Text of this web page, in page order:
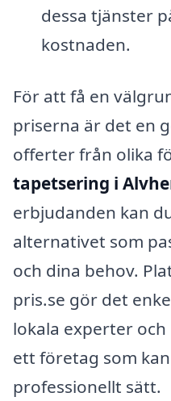
dessa tjänster
kostnaden.
För att få en
priserna är det en
offerter från olika
tapetsering i
erbjudanden kan
alternativet som
och dina behov.
pris.se gör det
lokala experter
ett företag som
professionellt sätt.